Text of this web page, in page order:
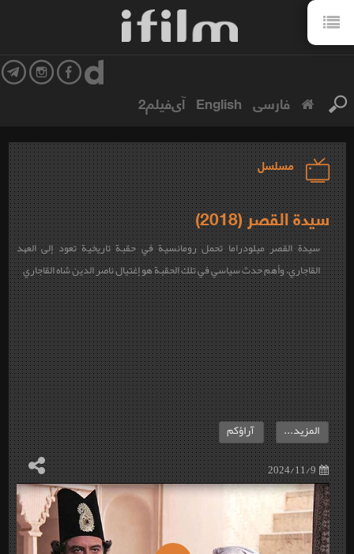
فارسی English آی‌فیلم2
مسلسل
سيدة القصر (2018)
سيدة القصر ميلودراما تحمل رومانسية في حقبة تاريخية تعود إلى العهد
القاجاري، وأهم حدث سياسي في تلك الحقبة هو إغتيال ناصر الدين شاه القاجاري
2024/11/9
المزيد... آراؤكم